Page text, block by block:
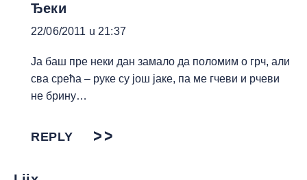
Ђеки
22/06/2011 u 21:37
Ја баш пре неки дан замало да поломим о грч, али
сва срећа – руке су још јаке, па ме гчеви и рчеви
не брину…
REPLY